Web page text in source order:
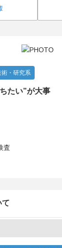
術・研究系
たい”が大事
査
て